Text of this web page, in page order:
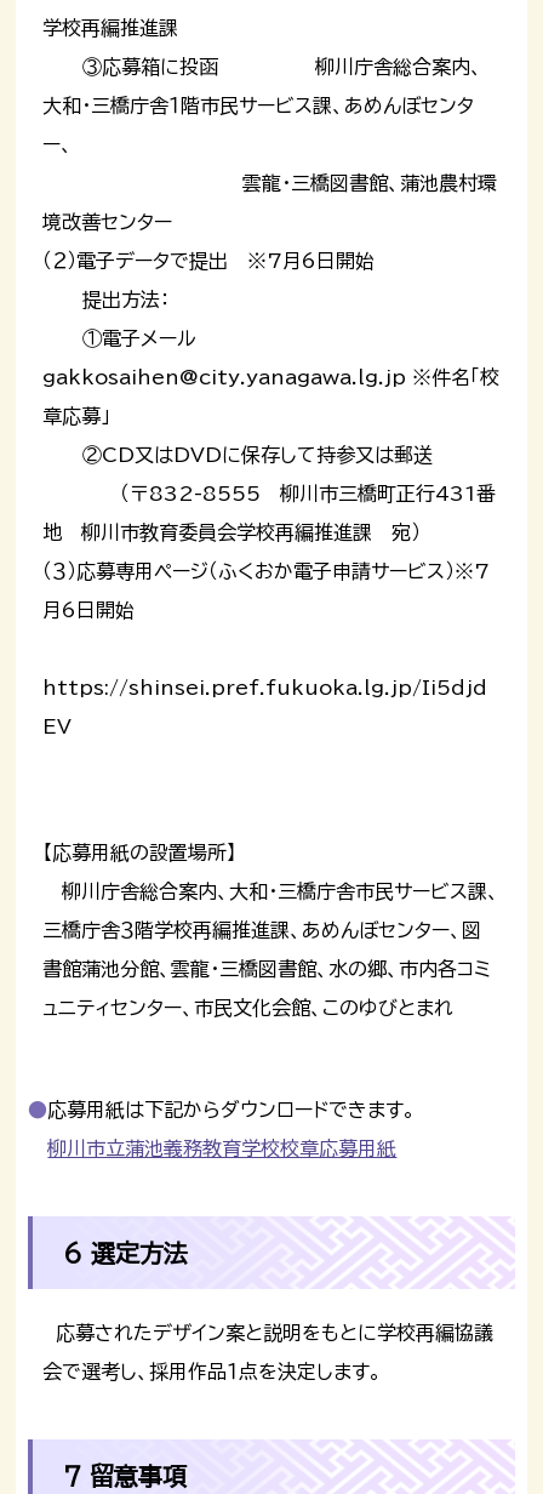
学校再編推進課
③応募箱に投函 柳川庁舎総合案内、
大和・三橋庁舎１階市民サービス課、あめんぼセンタ
ー、
雲龍・三橋図書館、蒲池農村環
境改善センター
（２）電子データで提出 ※7月6日開始
提出方法：
①電子メール
gakkosaihen@city.yanagawa.lg.jp ※件名「校
章応募」
②CD又はDVDに保存して持参又は郵送
（〒832-8555 柳川市三橋町正行431番
地 柳川市教育委員会学校再編推進課 宛）
（３）応募専用ページ（ふくおか電子申請サービス）※7
月6日開始
https://shinsei.pref.fukuoka.lg.jp/Ii5djd
EV
【応募用紙の設置場所】
柳川庁舎総合案内、大和・三橋庁舎市民サービス課、
三橋庁舎３階学校再編推進課、あめんぼセンター、図
書館蒲池分館、雲龍・三橋図書館、水の郷、市内各コミ
ュニティセンター、市民文化会館、このゆびとまれ
応募用紙は下記からダウンロードできます。
柳川市立蒲池義務教育学校校章応募用紙
6 選定方法
応募されたデザイン案と説明をもとに学校再編協議
会で選考し、採用作品１点を決定します。
7 留意事項